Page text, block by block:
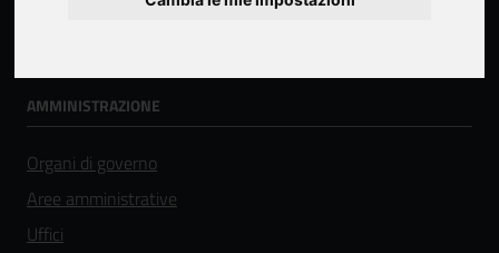
AMMINISTRAZIONE
Organi di governo
Aree amministrative
Uffici